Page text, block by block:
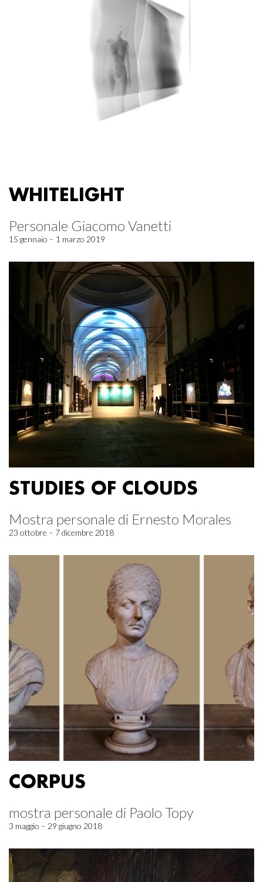
WHITELIGHT
Personale Giacomo Vanetti
15 gennaio – 1 marzo 2019
STUDIES OF CLOUDS
Mostra personale di Ernesto Morales
23 ottobre – 7 dicembre 2018
CORPUS
mostra personale di Paolo Topy
3 maggio – 29 giugno 2018